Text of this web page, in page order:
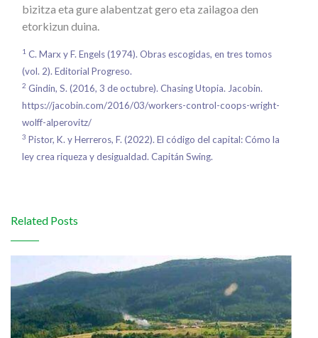
bizitza eta gure alabentzat gero eta zailagoa den
etorkizun duina.
1 C. Marx y F. Engels (1974). Obras escogidas, en tres tomos
(vol. 2). Editorial Progreso.
2 Gindin, S. (2016, 3 de octubre). Chasing Utopia. Jacobin.
https://jacobin.com/2016/03/workers-control-coops-wright-
wolff-alperovitz/
3 Pistor, K. y Herreros, F. (2022). El código del capital: Cómo la
ley crea riqueza y desigualdad. Capitán Swing.
Related Posts